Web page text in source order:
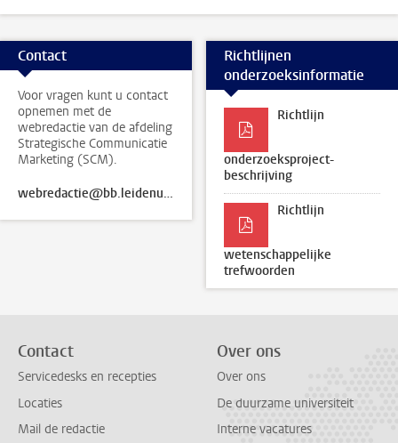
Contact
Voor vragen kunt u contact
opnemen met de
webredactie van de afdeling
Strategische Communicatie
Marketing (SCM).
webredactie@bb.leidenuniv.nl
Richtlijnen
onderzoeksinformatie
Richtlijn
onderzoeksproject-
beschrijving
Richtlijn
wetenschappelijke
trefwoorden
Contact
Servicedesks en recepties
Locaties
Mail de redactie
Over ons
Over ons
De duurzame universiteit
Interne vacatures